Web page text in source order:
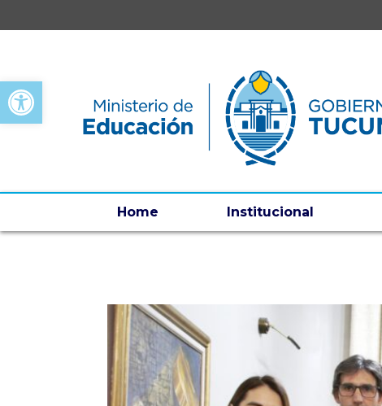
Open toolbar
Home Institucional